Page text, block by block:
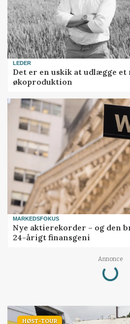
LEDER
Det er en uskik at udlægge
økoproduktion
MARKEDSFOKUS
Nye aktierekorder – og den
24-årigt finansgeni
Annonce
Loading...
HØST-TOUR